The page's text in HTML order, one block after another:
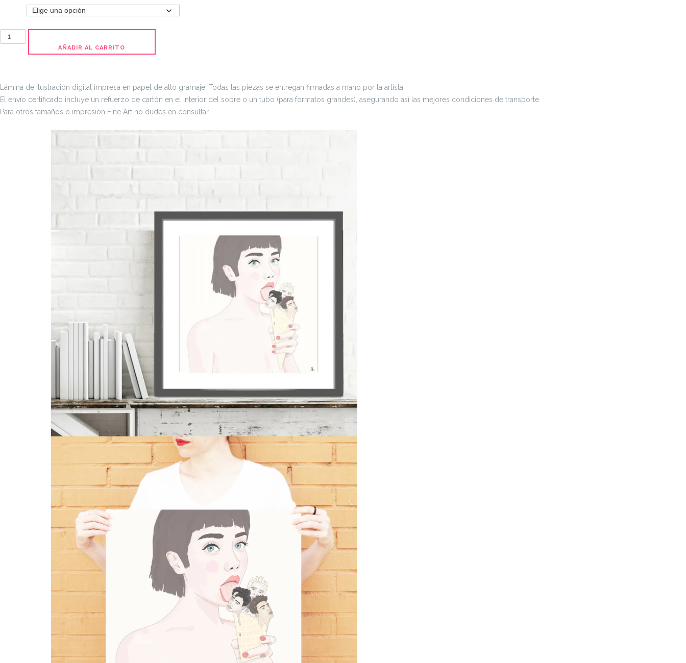
hasta
Starvation
en
alto
gramaje
AÑADIR AL CARRITO
Lámina de Ilustración digital impresa en papel de alto gramaje. Todas las piezas se entregan firmadas a mano por la artista.
El envío certificado incluye un refuerzo de cartón en el interior del sobre o un tubo (para formatos grandes), asegurando así las mejores condiciones de transporte.
Para otros tamaños o impresión Fine Art no dudes en consultar.